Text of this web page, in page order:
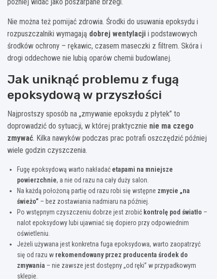
Nie można też pomijać zdrowia. Środki do usuwania epoksydu i
rozpuszczalniki wymagają dobrej wentylacji i podstawowych
środków ochrony – rękawic, czasem maseczki z filtrem. Skóra i
drogi oddechowe nie lubią oparów chemii budowlanej.
Jak uniknąć problemu z fugą
epoksydową w przyszłości
Najprostszy sposób na „zmywanie epoksydu z płytek” to
doprowadzić do sytuacji, w której praktycznie nie ma czego
zmywać. Kilka nawyków podczas prac potrafi oszczędzić później
wiele godzin czyszczenia.
Fugę epoksydową warto nakładać etapami na mniejsze
powierzchnie, a nie od razu na cały duży salon.
Na każdą położoną partię od razu robi się wstępne zmycie „na
świeżo” – bez zostawiania nadmiaru na później.
Po wstępnym czyszczeniu dobrze jest zrobić kontrolę pod światło –
nalot epoksydowy lubi ujawniać się dopiero przy odpowiednim
oświetleniu.
Jeżeli używana jest konkretna fuga epoksydowa, warto zaopatrzyć
się od razu w rekomendowany przez producenta środek do
zmywania – nie zawsze jest dostępny „od ręki” w przypadkowym
sklepie.